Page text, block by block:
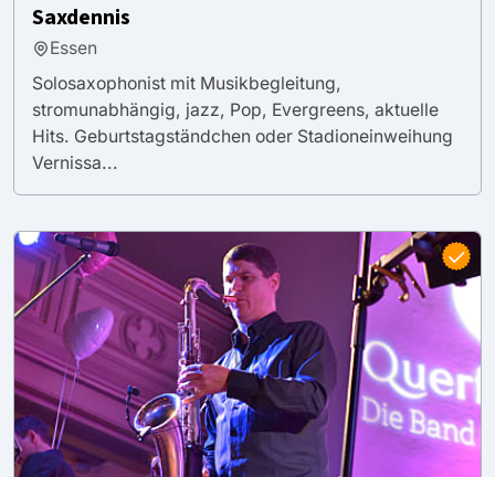
Saxdennis
Essen
Solosaxophonist mit Musikbegleitung,
stromunabhängig, jazz, Pop, Evergreens, aktuelle
Hits. Geburtstagständchen oder Stadioneinweihung
Vernissa...